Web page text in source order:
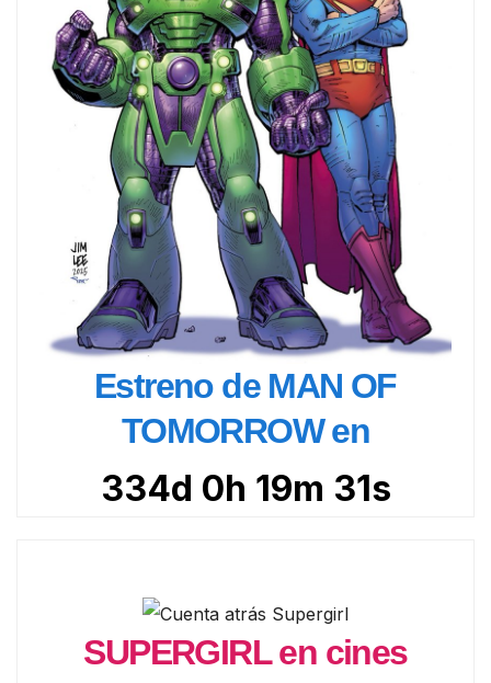
Estreno de MAN OF
TOMORROW en
334d 0h 19m 30s
SUPERGIRL en cines